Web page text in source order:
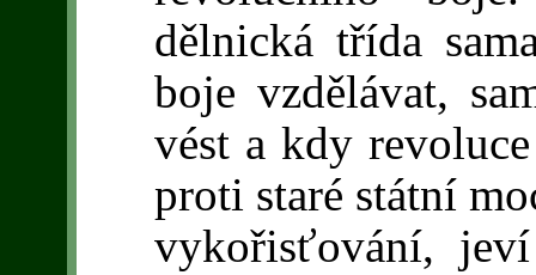
dělnická třída
boje vzdělávat,
vést a kdy
proti staré státní
vykořisťování,